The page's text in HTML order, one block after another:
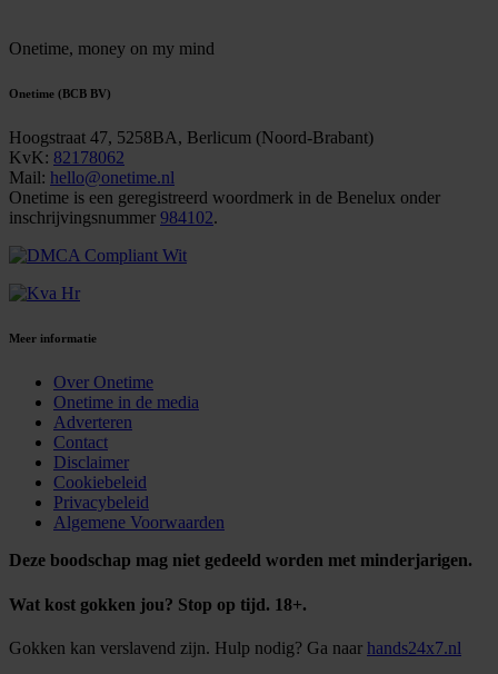
Onetime, money on my mind
Onetime (BCB BV)
Hoogstraat 47, 5258BA, Berlicum (Noord-Brabant)
KvK: 82178062
Mail: hello@onetime.nl
Onetime is een geregistreerd woordmerk in de Benelux onder
inschrijvingsnummer 984102.
Meer informatie
Over Onetime
Onetime in de media
Adverteren
Contact
Disclaimer
Cookiebeleid
Privacybeleid
Algemene Voorwaarden
Deze boodschap mag niet gedeeld worden met minderjarigen.
Wat kost gokken jou? Stop op tijd. 18+.
Gokken kan verslavend zijn. Hulp nodig? Ga naar hands24x7.nl